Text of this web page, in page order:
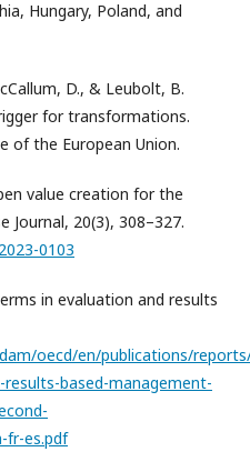
Hungary, Poland, and
D., & Leubolt, B.
for transformations.
of the European Union.
value creation for the
Journal, 20(3), 308–327.
0103
in evaluation and results
oecd/en/publications/
based-management-
fr-es.pdf